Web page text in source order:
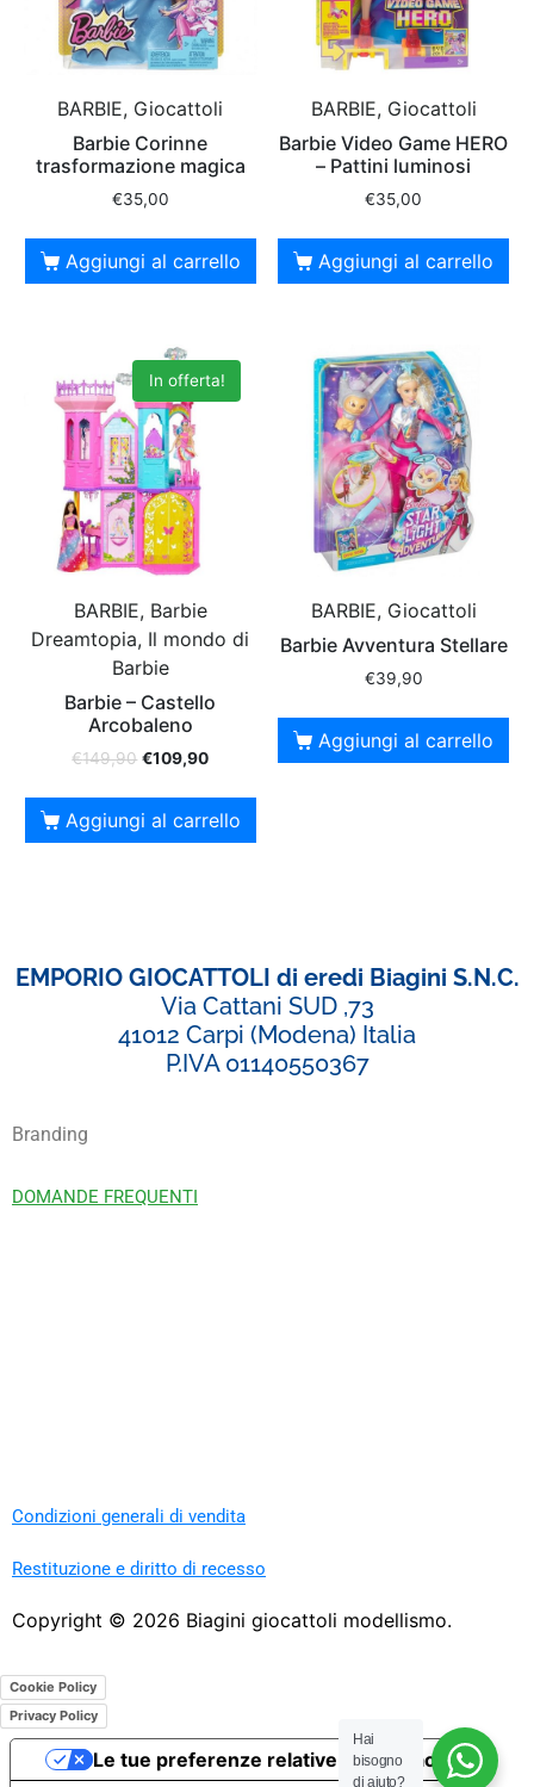
BARBIE, Giocattoli
Barbie Corinne
trasformazione magica
€35,00
Aggiungi al carrello
BARBIE, Giocattoli
Barbie Video Game HERO
– Pattini luminosi
€35,00
Aggiungi al carrello
In offerta!
BARBIE, Barbie
Dreamtopia, Il mondo di
Barbie
Barbie – Castello
Arcobaleno
€149,90 €109,90
Aggiungi al carrello
BARBIE, Giocattoli
Barbie Avventura Stellare
€39,90
Aggiungi al carrello
EMPORIO GIOCATTOLI di eredi Biagini S.N.C.
Via Cattani SUD ,73
41012 Carpi (Modena) Italia
P.IVA 01140550367
Branding
DOMANDE FREQUENTI
Condizioni generali di vendita
Restituzione e diritto di recesso
Copyright © 2026 Biagini giocattoli modellismo.
Cookie Policy
Privacy Policy
Hai
bisogno
di aiuto?
Le tue preferenze relative alla privacy